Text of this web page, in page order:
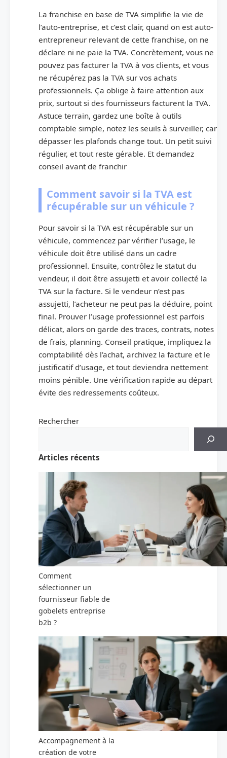
La franchise en base de TVA simplifie la vie de
l’auto-entreprise, et c’est clair, quand on est auto-
entrepreneur relevant de cette franchise, on ne
déclare ni ne paie la TVA. Concrètement, vous ne
pouvez pas facturer la TVA à vos clients, et vous
ne récupérez pas la TVA sur vos achats
professionnels. Ça oblige à faire attention aux
prix, surtout si des fournisseurs facturent la TVA.
Astuce terrain, gardez une boîte à outils
comptable simple, notez les seuils à surveiller, car
dépasser les plafonds change tout. Un petit suivi
régulier, et tout reste gérable. Et demandez
conseil avant de franchir
Comment savoir si la TVA est
récupérable sur un véhicule ?
Pour savoir si la TVA est récupérable sur un
véhicule, commencez par vérifier l’usage, le
véhicule doit être utilisé dans un cadre
professionnel. Ensuite, contrôlez le statut du
vendeur, il doit être assujetti et avoir collecté la
TVA sur la facture. Si le vendeur n’est pas
assujetti, l’acheteur ne peut pas la déduire, point
final. Prouver l’usage professionnel est parfois
délicat, alors on garde des traces, contrats, notes
de frais, planning. Conseil pratique, impliquez la
comptabilité dès l’achat, archivez la facture et le
justificatif d’usage, et tout deviendra nettement
moins pénible. Une vérification rapide au départ
évite des redressements coûteux.
Rechercher
Articles récents
Comment
sélectionner un
fournisseur fiable de
gobelets entreprise
b2b ?
Accompagnement à la
création de votre